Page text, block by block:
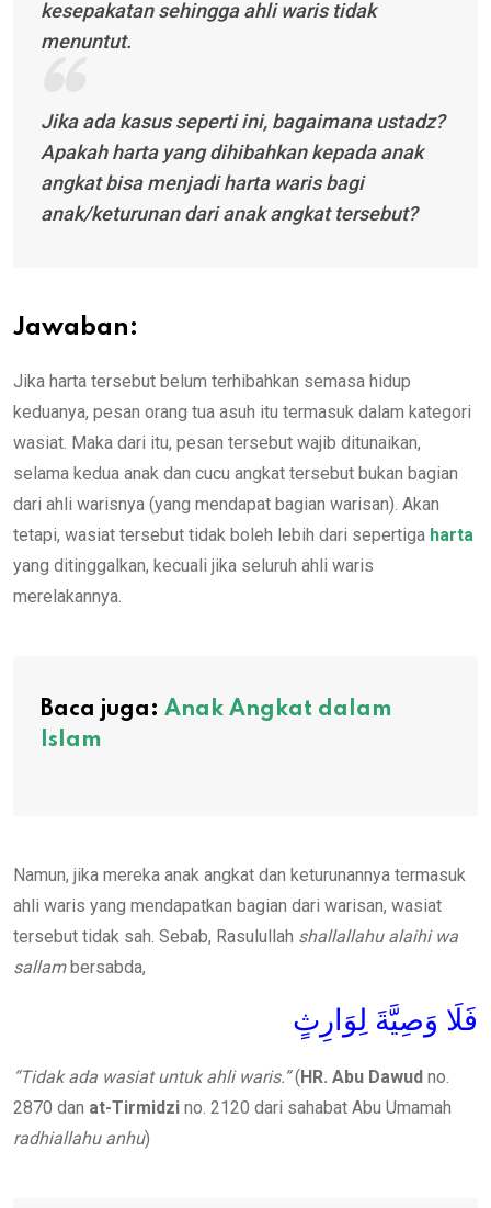
kesepakatan sehingga ahli waris tidak
menuntut.
Jika ada kasus seperti ini, bagaimana ustadz?
Apakah harta yang dihibahkan kepada anak
angkat bisa menjadi harta waris bagi
anak/keturunan dari anak angkat tersebut?
Jawaban:
Jika harta tersebut belum terhibahkan semasa hidup
keduanya, pesan orang tua asuh itu termasuk dalam kategori
wasiat. Maka dari itu, pesan tersebut wajib ditunaikan,
selama kedua anak dan cucu angkat tersebut bukan bagian
dari ahli warisnya (yang mendapat bagian warisan). Akan
tetapi, wasiat tersebut tidak boleh lebih dari sepertiga harta
yang ditinggalkan, kecuali jika seluruh ahli waris
merelakannya.
Baca juga: Anak Angkat dalam
Islam
Namun, jika mereka anak angkat dan keturunannya termasuk
ahli waris yang mendapatkan bagian dari warisan, wasiat
tersebut tidak sah. Sebab, Rasulullah shallallahu alaihi wa
sallambersabda,
فَلَا وَصِيَّةَ لِوَارِثٍ
“Tidak ada wasiat untuk ahli waris.”(HR. Abu Dawud no.
2870 dan at-Tirmidzi no. 2120 dari sahabat Abu Umamah
radhiallahu anhu)